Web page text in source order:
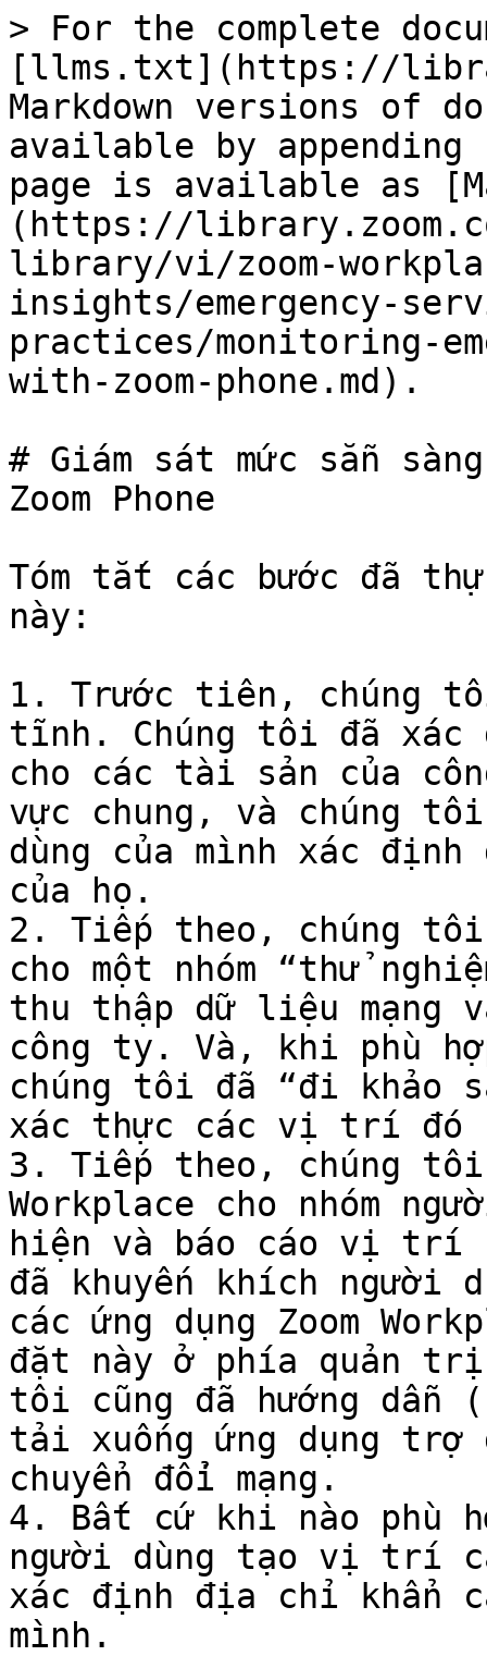
> For the complete
[llms.txt](https://
Markdown versions of
available by
page is available as
(https://
library/vi/zoom-
insights/emergency-
practices/monitoring-
with-zoom-phone.md).
# Giám sát mức sẵn
Zoom Phone
Tóm tắt các bước đã
này:
1. Trước tiên, chúng
tĩnh. Chúng tôi đã xác
cho các tài sản của
vực chung, và chúng
dùng của mình xác
của họ.
2. Tiếp theo, chúng
cho một nhóm “thử
thu thập dữ liệu mạng
công ty. Và, khi phù
chúng tôi đã “đi khảo
xác thực các vị trí đó
3. Tiếp theo, chúng tôi
Workplace cho nhóm
hiện và báo cáo vị trí
đã khuyến khích
các ứng dụng Zoom
đặt này ở phía quản trị
tôi cũng đã hướng dẫn
tải xuống ứng dụng
chuyển đổi mạng.
4. Bất cứ khi nào phù
người dùng tạo vị trí
xác định địa chỉ khẩn
mình.